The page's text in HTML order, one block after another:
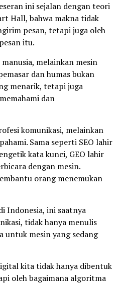
ini sejalan dengan teori
Hall, bahwa makna tidak
pesan, tetapi juga oleh
itu.
melainkan mesin
dan humas bukan
menarik, tetapi juga
dan
komunikasi, melainkan
Sama seperti SEO lahir
kata kunci, GEO lahir
dengan mesin.
orang menemukan
Indonesia, ini saatnya
tidak hanya menulis
untuk mesin yang sedang
kita tidak hanya dibentuk
oleh bagaimana algoritma